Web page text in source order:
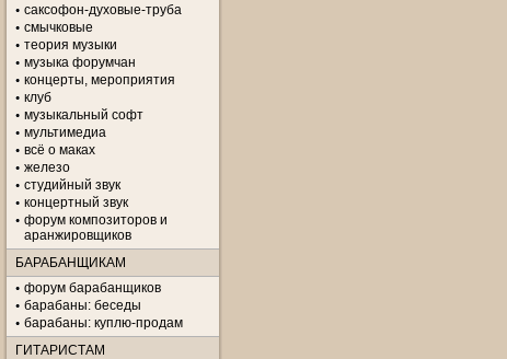
саксофон-духовые-труба
смычковые
теория музыки
музыка форумчан
концерты, мероприятия
клуб
музыкальный софт
мультимедиа
всё о маках
железо
студийный звук
концертный звук
форум композиторов и
аранжировщиков
БАРАБАНЩИКАМ
форум барабанщиков
барабаны: беседы
барабаны: куплю-продам
ГИТАРИСТАМ